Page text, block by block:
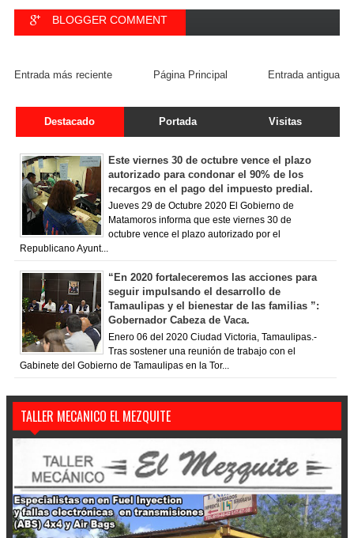
BLOGGER COMMENT
Entrada más reciente Entrada antigua
Página Principal
Destacado Portada Visitas
Este viernes 30 de octubre vence el plazo
autorizado para condonar el 90% de los
recargos en el pago del impuesto predial.
Jueves 29 de Octubre 2020 El Gobierno de
Matamoros informa que este viernes 30 de
octubre vence el plazo autorizado por el
Republicano Ayunt...
“En 2020 fortaleceremos las acciones para
seguir impulsando el desarrollo de
Tamaulipas y el bienestar de las familias ”:
Gobernador Cabeza de Vaca.
Enero 06 del 2020 Ciudad Victoria, Tamaulipas.-
Tras sostener una reunión de trabajo con el
Gabinete del Gobierno de Tamaulipas en la Tor...
TALLER MECANICO EL MEZQUITE